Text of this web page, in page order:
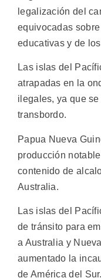
legalización del
equivocadas
educativas y de
Las islas del
atrapadas en la
ilegales, ya que
transbordo.
Papua Nueva
producción
contenido de
Australia.
Las islas del
de tránsito para
a Australia y
aumentado la
de América del Sur.